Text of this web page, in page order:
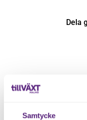
Samtycke
Dela